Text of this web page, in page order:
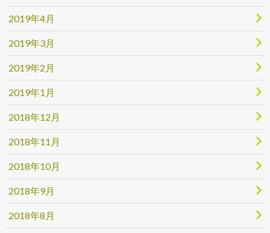
2019年4月
2019年3月
2019年2月
2019年1月
2018年12月
2018年11月
2018年10月
2018年9月
2018年8月